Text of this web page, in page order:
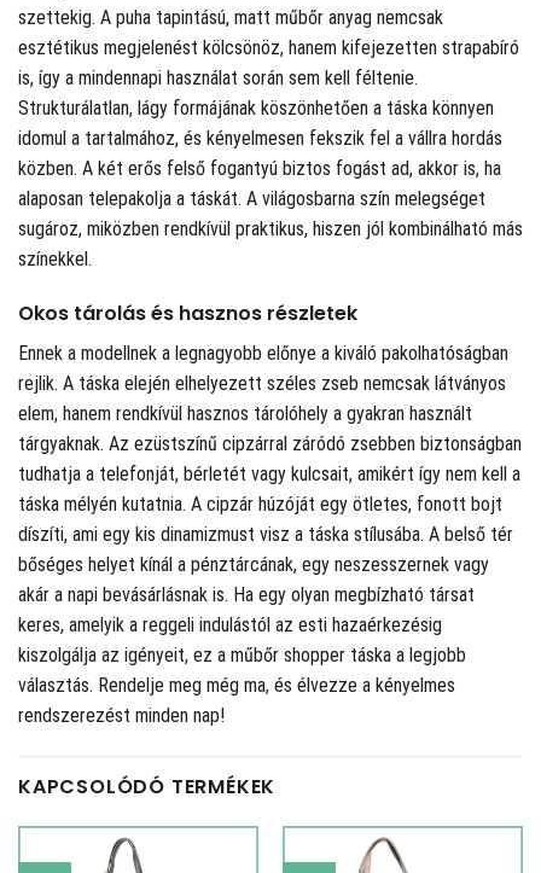
szettekig. A puha tapintású, matt műbőr anyag nemcsak
esztétikus megjelenést kölcsönöz, hanem kifejezetten strapabíró
is, így a mindennapi használat során sem kell féltenie.
Strukturálatlan, lágy formájának köszönhetően a táska könnyen
idomul a tartalmához, és kényelmesen fekszik fel a vállra hordás
közben. A két erős felső fogantyú biztos fogást ad, akkor is, ha
alaposan telepakolja a táskát. A világosbarna szín melegséget
sugároz, miközben rendkívül praktikus, hiszen jól kombinálható más
színekkel.
Okos tárolás és hasznos részletek
Ennek a modellnek a legnagyobb előnye a kiváló pakolhatóságban
rejlik. A táska elején elhelyezett széles zseb nemcsak látványos
elem, hanem rendkívül hasznos tárolóhely a gyakran használt
tárgyaknak. Az ezüstszínű cipzárral záródó zsebben biztonságban
tudhatja a telefonját, bérletét vagy kulcsait, amikért így nem kell a
táska mélyén kutatnia. A cipzár húzóját egy ötletes, fonott bojt
díszíti, ami egy kis dinamizmust visz a táska stílusába. A belső tér
bőséges helyet kínál a pénztárcának, egy neszesszernek vagy
akár a napi bevásárlásnak is. Ha egy olyan megbízható társat
keres, amelyik a reggeli indulástól az esti hazaérkezésig
kiszolgálja az igényeit, ez a műbőr shopper táska a legjobb
választás. Rendelje meg még ma, és élvezze a kényelmes
rendszerezést minden nap!
KAPCSOLÓDÓ TERMÉKEK